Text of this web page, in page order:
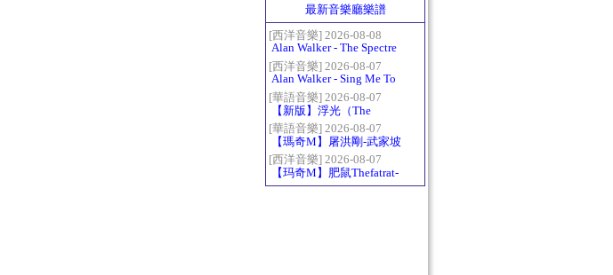
最新音樂廳樂譜
[西洋音樂] 2026-08-08
Alan Walker - The Spectre
[西洋音樂] 2026-08-07
Alan Walker - Sing Me To
Sleep
[華語音樂] 2026-08-07
【新版】浮光（The
History）：六和弦
[華語音樂] 2026-08-07
【瑪奇M】屠洪剛-武家坡
2021
[西洋音樂] 2026-08-07
【玛奇M】肥鼠Thefatrat-
Monody